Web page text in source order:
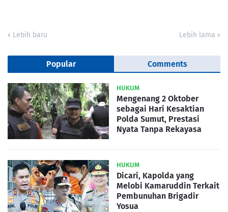
Lebih baru Lebih lama
Popular Comments
HUKUM
Mengenang 2 Oktober
sebagai Hari Kesaktian
Polda Sumut, Prestasi
Nyata Tanpa Rekayasa
HUKUM
Dicari, Kapolda yang
Melobi Kamaruddin Terkait
Pembunuhan Brigadir
Yosua